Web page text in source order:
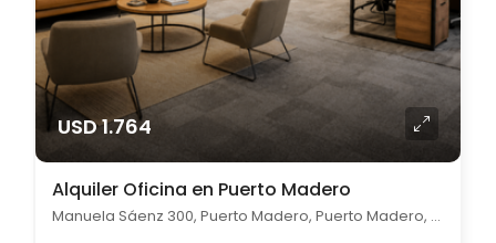
USD 1.764
Alquiler Oficina en Puerto Madero
Manuela Sáenz 300, Puerto Madero, Puerto Madero, Capital Federal